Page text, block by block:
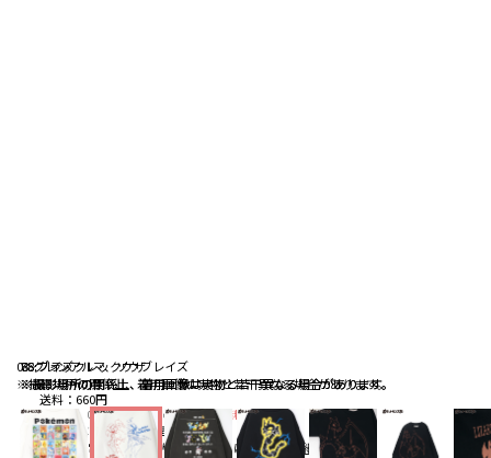
03:グレンアルマ、ソウブレイズ
※撮影場所の関係上、着用画像は実物と若干異なる場合があります。
78:ブイズ
※撮影場所の関係上、着用画像は実物と若干異なる場合があります。
85:ブラックレックウザ
※撮影場所の関係上、着用画像は実物と若干異なる場合があります。
送料 ： 660円
※合計6,600円（税込）以上の購入で送料無料
詳細
※店頭受取なら送料無料 詳細
配送：通常、ご注文より1～5営業日にて出荷 詳細